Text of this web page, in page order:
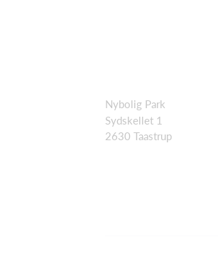
Nybolig Park
Sydskellet 1
2630 Taastrup